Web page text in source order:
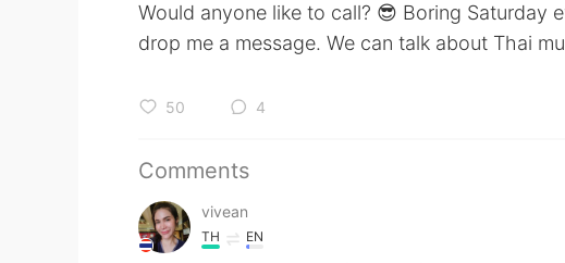
Would anyone like to call? 😎 Boring Saturday
drop me a message. We can talk about Thai
50 4
Comments
vivean
TH EN